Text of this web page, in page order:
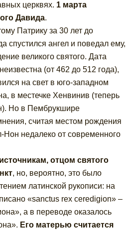
церквях. 1 марта
Давида.
Патрику за 30 лет до
спустился ангел и поведал ему,
великого святого. Дата
(от 462 до 512 года),
на свет в юго-западном
в местечке Хенвинив (теперь
Но в Пембрукшире
считая местом рождения
Нон недалеко от современного
отцом святого
, но, вероятно, это было
латинской рукописи: на
«sanctus rex ceredigion» –
а в переводе оказалось
Его матерью считается